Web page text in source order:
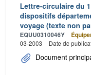
Lettre-circulaire du
dispositifs
voyage (texte non
EQUU0310046Y
03-2003
Date de
Document